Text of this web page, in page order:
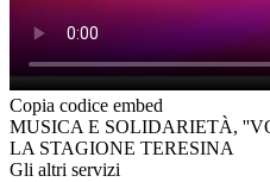
Copia codice embed
MUSICA E SOLIDARIETÀ,
LA STAGIONE TERESINA
Gli altri servizi